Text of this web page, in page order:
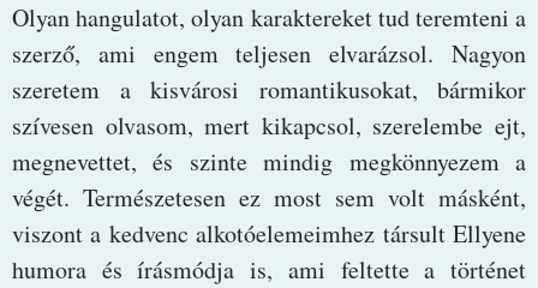
Olyan hangulatot, olyan karaktereket tud teremteni a
szerző, ami engem teljesen elvarázsol. Nagyon
szeretem a kisvárosi romantikusokat, bármikor
szívesen olvasom, mert kikapcsol, szerelembe ejt,
megnevettet, és szinte mindig megkönnyezem a
végét. Természetesen ez most sem volt másként,
viszont a kedvenc alkotóelemeimhez társult Ellyene
humora és írásmódja is, ami feltette a történet